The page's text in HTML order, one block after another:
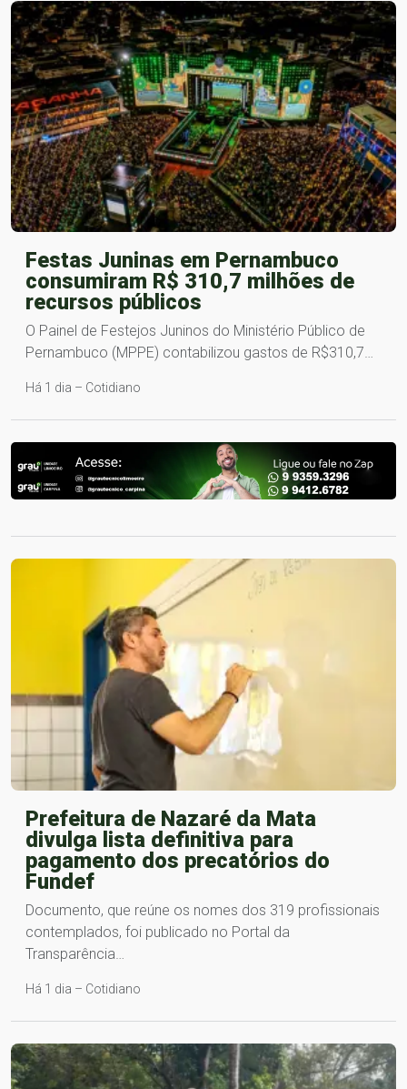
Festas Juninas em Pernambuco
consumiram R$ 310,7 milhões de
recursos públicos
O Painel de Festejos Juninos do Ministério Público de
Pernambuco (MPPE) contabilizou gastos de R$310,7…
Há 1 dia – Cotidiano
Prefeitura de Nazaré da Mata
divulga lista definitiva para
pagamento dos precatórios do
Fundef
Documento, que reúne os nomes dos 319 profissionais
contemplados, foi publicado no Portal da
Transparência…
Há 1 dia – Cotidiano